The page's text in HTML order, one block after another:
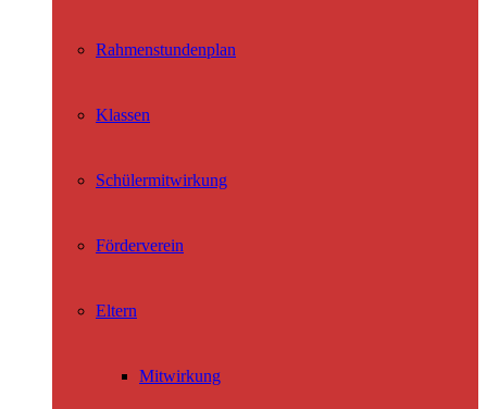
Rahmenstundenplan
Klassen
Schülermitwirkung
Förderverein
Eltern
Mitwirkung